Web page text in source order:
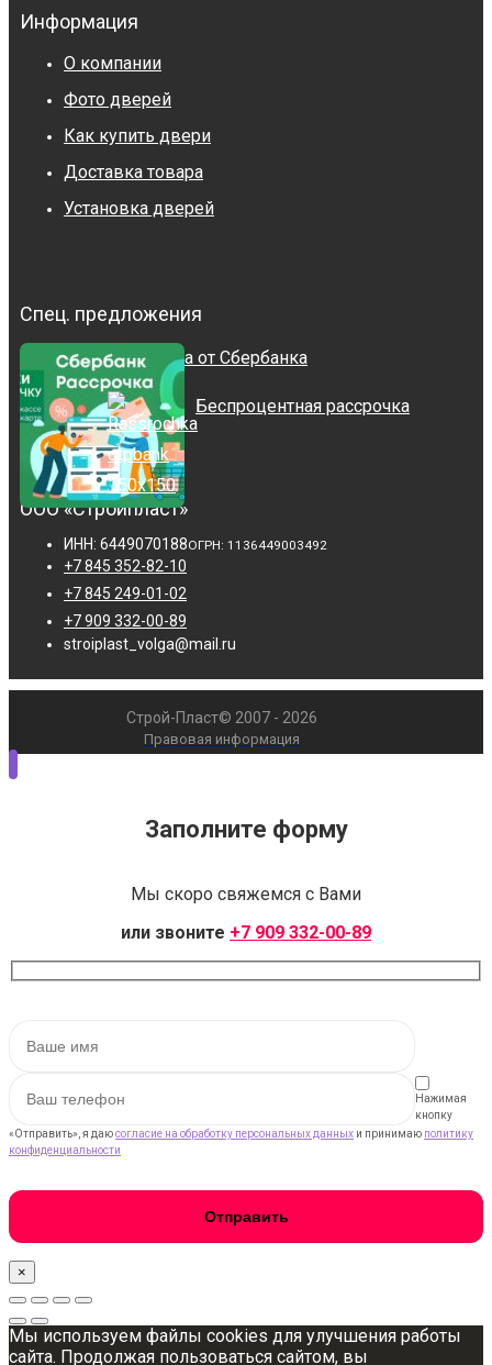
Информация
О компании
Фото дверей
Как купить двери
Доставка товара
Установка дверей
Спец. предложения
Рассрочка от Сбербанка
Беспроцентная рассрочка
ООО «Стройпласт»
ИНН: 6449070188ОГРН: 1136449003492
+7 845 352-82-10
+7 845 249-01-02
+7 909 332-00-89
stroiplast_volga@mail.ru
Строй-Пласт© 2007 - 2026
Правовая информация
Заполните форму
Мы скоро свяжемся с Вами
или звоните +7 909 332-00-89
Нажимая
кнопку
«Отправить», я даюсогласие на обработку персональных данных и принимаю политику
конфиденциальности
×
Мы используем файлы cookies для улучшения работы
сайта. Продолжая пользоваться сайтом, вы